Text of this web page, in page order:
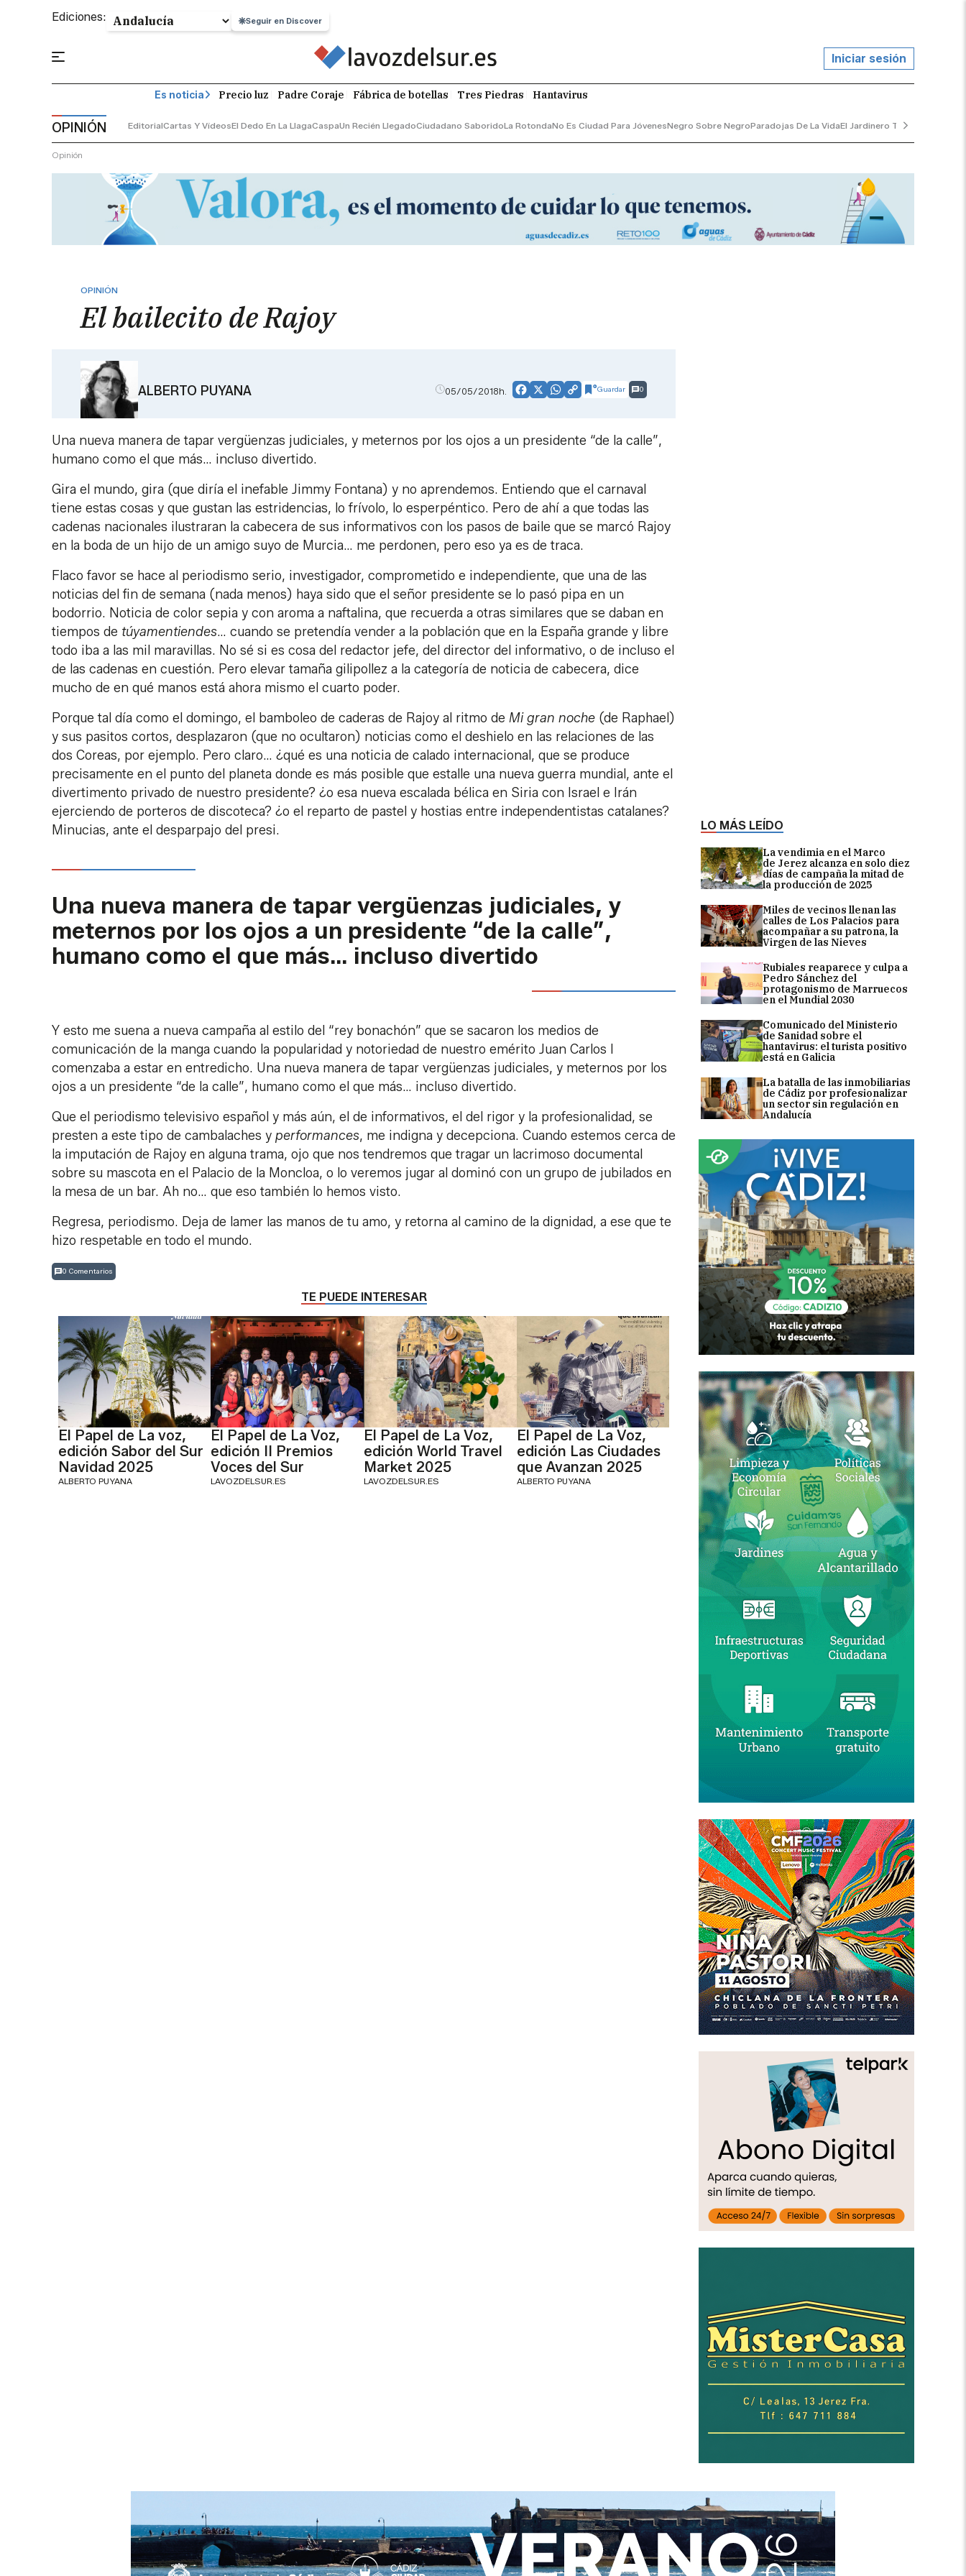
Ediciones: Seguir en Discover
Iniciar sesión
Es noticia Precio luz Padre Coraje Fábrica de botellas Tres Piedras Hantavirus
OPINIÓN EditorialCartas Y VídeosEl Dedo En La LlagaCaspaUn Recién LlegadoCiudadano SaboridoLa RotondaNo Es Ciudad Para JóvenesNegro Sobre NegroParadojas De La VidaEl Jardinero Tranquilo
Opinión
OPINIÓN
El bailecito de Rajoy
LO MÁS LEÍDO
La vendimia en el Marco
de Jerez alcanza en solo diez
días de campaña la mitad de
la producción de 2025
Miles de vecinos llenan las
calles de Los Palacios para
acompañar a su patrona, la
Virgen de las Nieves
Rubiales reaparece y culpa a
Pedro Sánchez del
protagonismo de Marruecos
en el Mundial 2030
Comunicado del Ministerio
de Sanidad sobre el
hantavirus: el turista positivo
está en Galicia
La batalla de las inmobiliarias
de Cádiz por profesionalizar
un sector sin regulación en
Andalucía
ALBERTO PUYANA 05/05/2018h. Facebook
X WhatsApp
CopyGuardar 0
Una nueva manera de tapar vergüenzas judiciales, y meternos por los ojos a un presidente “de la calle”,
humano como el que más… incluso divertido.
Gira el mundo, gira (que diría el inefable Jimmy Fontana) y no aprendemos. Entiendo que el carnaval
tiene estas cosas y que gustan las estridencias, lo frívolo, lo esperpéntico. Pero de ahí a que todas las
cadenas nacionales ilustraran la cabecera de sus informativos con los pasos de baile que se marcó Rajoy
en la boda de un hijo de un amigo suyo de Murcia… me perdonen, pero eso ya es de traca.
Flaco favor se hace al periodismo serio, investigador, comprometido e independiente, que una de las
noticias del fin de semana (nada menos) haya sido que el señor presidente se lo pasó pipa en un
bodorrio. Noticia de color sepia y con aroma a naftalina, que recuerda a otras similares que se daban en
tiempos de túyamentiendes… cuando se pretendía vender a la población que en la España grande y libre
todo iba a las mil maravillas. No sé si es cosa del redactor jefe, del director del informativo, o de incluso el
de las cadenas en cuestión. Pero elevar tamaña gilipollez a la categoría de noticia de cabecera, dice
mucho de en qué manos está ahora mismo el cuarto poder.
Porque tal día como el domingo, el bamboleo de caderas de Rajoy al ritmo de Mi gran noche (de Raphael)
y sus pasitos cortos, desplazaron (que no ocultaron) noticias como el deshielo en las relaciones de las
dos Coreas, por ejemplo. Pero claro… ¿qué es una noticia de calado internacional, que se produce
precisamente en el punto del planeta donde es más posible que estalle una nueva guerra mundial, ante el
divertimento privado de nuestro presidente? ¿o esa nueva escalada bélica en Siria con Israel e Irán
ejerciendo de porteros de discoteca? ¿o el reparto de pastel y hostias entre independentistas catalanes?
Minucias, ante el desparpajo del presi.
Una nueva manera de tapar vergüenzas judiciales, y
meternos por los ojos a un presidente “de la calle”,
humano como el que más… incluso divertido
Y esto me suena a nueva campaña al estilo del “rey bonachón” que se sacaron los medios de
comunicación de la manga cuando la popularidad y notoriedad de nuestro emérito Juan Carlos I
comenzaba a estar en entredicho. Una nueva manera de tapar vergüenzas judiciales, y meternos por los
ojos a un presidente “de la calle”, humano como el que más… incluso divertido.
Que el periodismo televisivo español y más aún, el de informativos, el del rigor y la profesionalidad, se
presten a este tipo de cambalaches y performances, me indigna y decepciona. Cuando estemos cerca de
la imputación de Rajoy en alguna trama, ojo que nos tendremos que tragar un lacrimoso documental
sobre su mascota en el Palacio de la Moncloa, o lo veremos jugar al dominó con un grupo de jubilados en
la mesa de un bar. Ah no… que eso también lo hemos visto.
Regresa, periodismo. Deja de lamer las manos de tu amo, y retorna al camino de la dignidad, a ese que te
hizo respetable en todo el mundo.
0 Comentarios
TE PUEDE INTERESAR
El Papel de La voz,
edición Sabor del Sur
Navidad 2025
ALBERTO PUYANA
El Papel de La Voz,
edición II Premios
Voces del Sur
LAVOZDELSUR.ES
El Papel de La Voz,
edición World Travel
Market 2025
LAVOZDELSUR.ES
El Papel de La Voz,
edición Las Ciudades
que Avanzan 2025
ALBERTO PUYANA